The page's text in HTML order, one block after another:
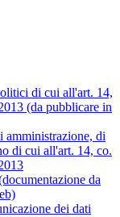
di cui all'art. 14,
(da pubblicare in
di
di cui all'art. 14, co.
da
dei dati